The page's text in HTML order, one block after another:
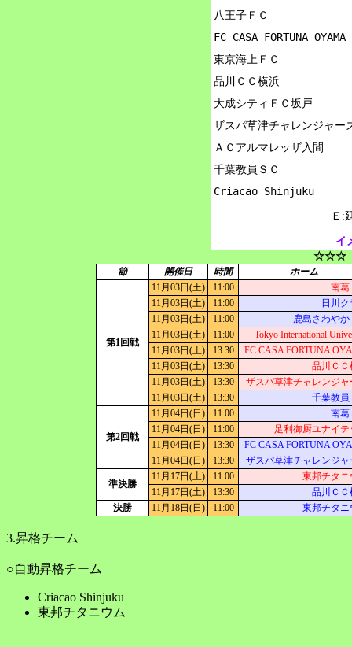
八王子ＦＣ
FC CASA FORTUNA OYAMA
東京海上ＦＣ
品川ＣＣ横浜
大成シティＦＣ坂戸
ザスパ草津チャレンジャー
ＡＣアルマレッザ入間
千葉教員ＳＣ
Ｅ:
イ
☆☆☆
節 開催日 時間 ホーム
第1回戦
11月03日(土) 11:00
南葛
11月03日(土)
11:00
日川
11月03日(土)
11:00
鹿島さわやか
11月03日(土)
11:00
Tokyo International
11月03日(土)
13:30
FC CASA FORTUNA
11月03日(土)
13:30
品川ＣＣ
11月03日(土)
13:30
ザスパ草津チャレンジャ
11月03日(土)
13:30 千葉教員
第2回戦
11月04日(日) 11:00
南葛
11月04日(日)
11:00
足利御厨ユナイテ
11月04日(日)
13:30
FC CASA FORTUNA
11月04日(日)
13:30 ザスパ草津チャレンジャ
準決勝
11月17日(土) 11:00
東邦チタニ
11月17日(土)
13:30
品川ＣＣ
決勝
11月18日(日) 11:00 東邦チタニ
3.昇格チーム
○自動昇格チーム
Criacao Shinjuku
東邦チタニウム